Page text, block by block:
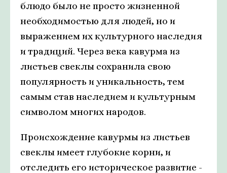
блюдо было не просто жизненной
необходимостью для людей, но и
выражением их культурного наследия
и традиций. Через века кавурма из
листьев свеклы сохранила свою
популярность и уникальность, тем
самым став наследием и культурным
символом многих народов.
Происхождение кавурмы из листьев
свеклы имеет глубокие корни, и
отследить его историческое развитие -